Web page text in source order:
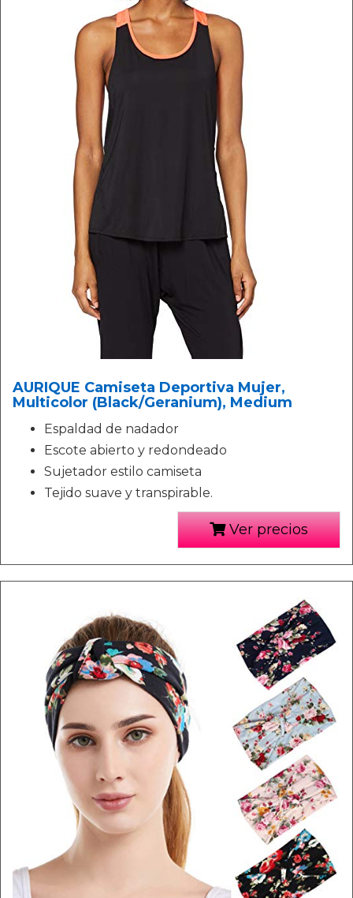
AURIQUE Camiseta Deportiva Mujer,
Multicolor (Black/Geranium), Medium
Espaldad de nadador
Escote abierto y redondeado
Sujetador estilo camiseta
Tejido suave y transpirable.
Ver precios